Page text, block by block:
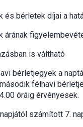
és bérletek díjai a
árának
is váltható
bérletjegyek a
félhavi
óráig érvényesek.
számított 7.